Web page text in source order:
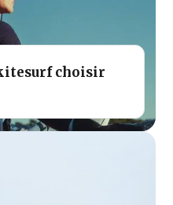
choisir